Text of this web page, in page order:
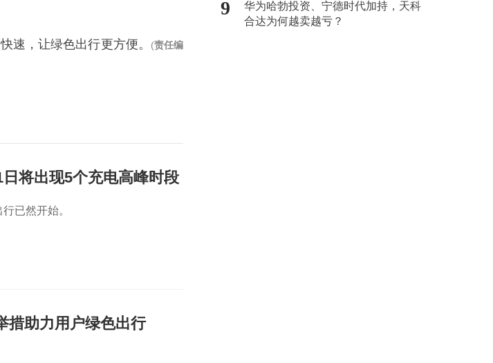
速，让绿色出行更方便。 (责任编
将出现5个充电高峰时段
已然开始。
措助力用户绿色出行
9
华为哈勃投资、宁德时代加持，天科
合达为何越卖越亏？